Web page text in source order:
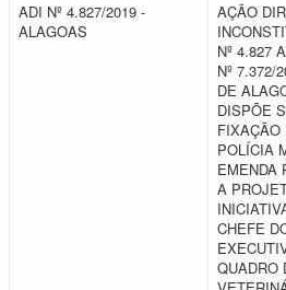
ADI Nº 4.827/2019 -
ALAGOAS
AÇÃO
Nº 4.827
Nº 7.372/
DE
DISPÕE
FIXAÇÃO
POLÍCIA
EMENDA
A
CHEFE
QUADRO